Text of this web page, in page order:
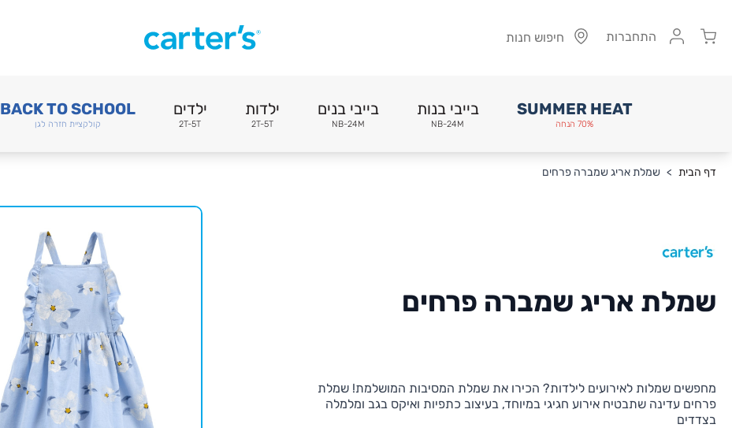
Cart התחברות חיפוש חנות
SUMMER HEAT
70% הנחה
בייבי בנות
NB-24M
בייבי בנים
NB-24M
ילדות
2T-5T
ילדים
2T-5T
BACK TO SCHOOL
קולקציית חזרה לגן
דף הבית > שמלת אריג שמברה פרחים
שמלת אריג שמברה פרחים
מחפשים שמלות לאירועים לילדות? הכירו את שמלת המסיבות המושלמת! שמלת
פרחים עדינה שתבטיח אירוע חגיגי במיוחד, בעיצוב כתפיות ואיקס בגב ומלמלה
בצדדים